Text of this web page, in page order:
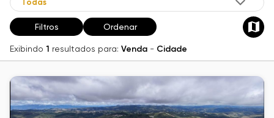
Filtros Ordenar
Exibindo 1 resultados para: Venda - Cidade